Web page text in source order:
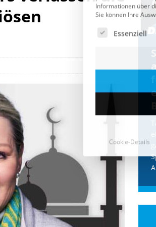
Wahl wieder Afghanen
und die CDU
die Wähler für dumm! Weil die
wegen der von Afghanen
Anschläge kippte, wurden die
vor der
[...]